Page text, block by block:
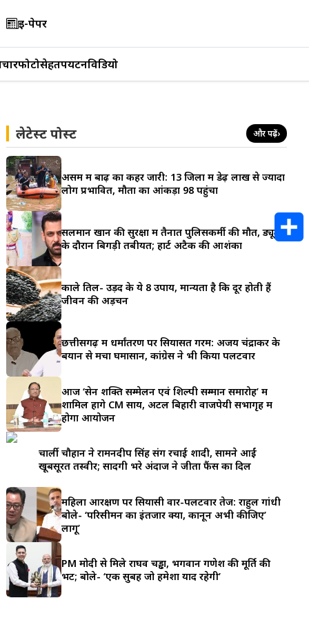
ई-पेपर
फोटोसेहतपर्यटनविडियो
लेटेस्ट पोस्ट और पढ़ें›
असम में बाढ़ का कहर जारी: 13 जिलों में डेढ़ लाख से ज्यादा
लोग प्रभावित, मौतों का आंकड़ा 98 पहुंचा
सलमान खान की सुरक्षा में तैनात पुलिसकर्मी की मौत, ड्यूटी
के दौरान बिगड़ी तबीयत; हार्ट अटैक की आशंका
काले तिल- उड़द के ये 8 उपाय, मान्यता है कि दूर होती हैं
जीवन की अड़चनें
छत्तीसगढ़ में धर्मांतरण पर सियासत गरम: अजय चंद्राकर के
बयान से मचा घमासान, कांग्रेस ने भी किया पलटवार
आज ‘सेन शक्ति सम्मेलन एवं शिल्पी सम्मान समारोह’ में
शामिल होंगे CM साय, अटल बिहारी वाजपेयी सभागृह में
होगा आयोजन
चार्ली चौहान ने रामनदीप सिंह संग रचाई शादी, सामने आईं
खूबसूरत तस्वीरें; सादगी भरे अंदाज ने जीता फैंस का दिल
महिला आरक्षण पर सियासी वार-पलटवार तेज: राहुल गांधी
बोले- ‘परिसीमन का इंतजार क्यों, कानून अभी कीजिए’
लागू’
PM मोदी से मिले राघव चड्ढा, भगवान गणेश की मूर्ति की
भेंट; बोले- ‘एक सुबह जो हमेशा याद रहेगी’
r